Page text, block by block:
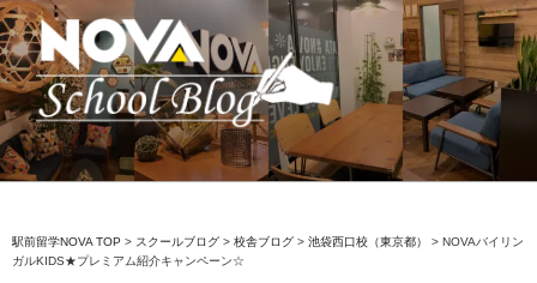
コ
ン
テ
ン
ツ
へ
ス
ッ
プ
駅前留学NOVA【公式】スクールブロ
英会話スクール・英会話教室
駅前留学NOVA TOP > スクールブログ > 校舎ブログ > 池袋西口校（東京都） > NOVAバイリン
ガルKIDS★プレミアム紹介キャンペーン☆